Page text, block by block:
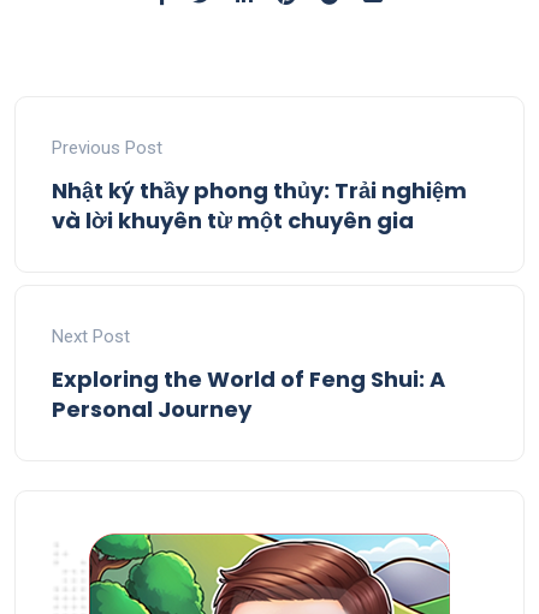
Previous Post
Nhật ký thầy phong thủy: Trải nghiệm
và lời khuyên từ một chuyên gia
Next Post
Exploring the World of Feng Shui: A
Personal Journey